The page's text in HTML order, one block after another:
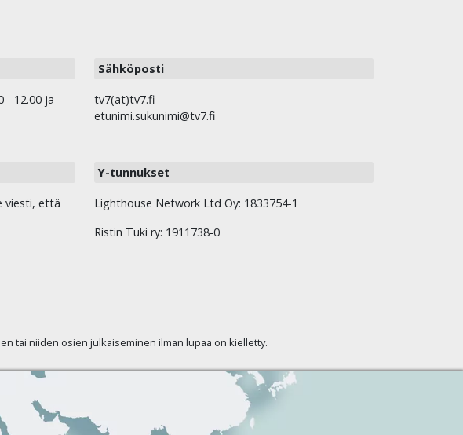
- 12.00 ja
Sähköposti
tv7(at)tv7.fi
etunimi.sukunimi@tv7.fi
viesti, että
Y-tunnukset
Lighthouse Network Ltd Oy: 1833754-1
Ristin Tuki ry: 1911738-0
tai niiden osien julkaiseminen ilman lupaa on kielletty.